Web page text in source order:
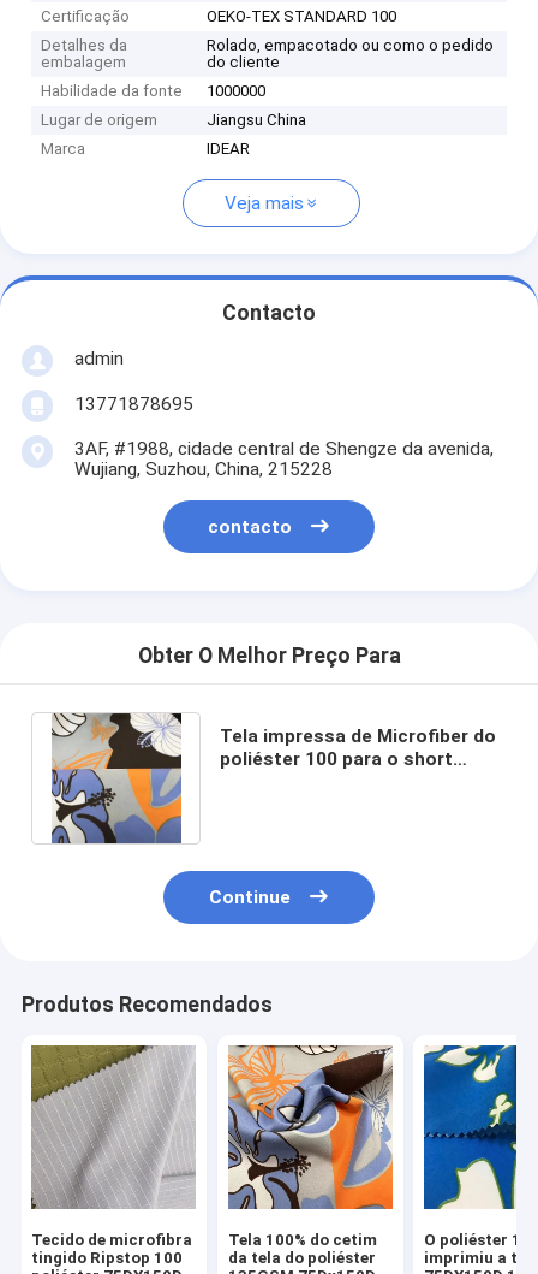
Certificação
OEKO-TEX STANDARD 100
Detalhes da
embalagem
Rolado, empacotado ou como o pedido
do cliente
Habilidade da fonte
1000000
Lugar de origem
Jiangsu China
Marca
IDEAR
Veja mais
Contacto
admin
13771878695
3AF, #1988, cidade central de Shengze da avenida,
Wujiang, Suzhou, China, 215228
contacto
Obter O Melhor Preço Para
Tela impressa de Microfiber do
poliéster 100 para o short
Continue
Produtos Recomendados
Tecido de microfibra
tingido Ripstop 100
Tela 100% do cetim
da tela do poliéster
O poliéster
imprimiu a